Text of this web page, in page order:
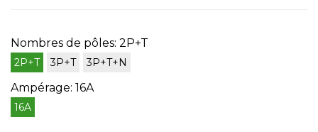
Nombres de pôles: 2P+T
2P+T 3P+T 3P+T+N
Ampérage: 16A
16A